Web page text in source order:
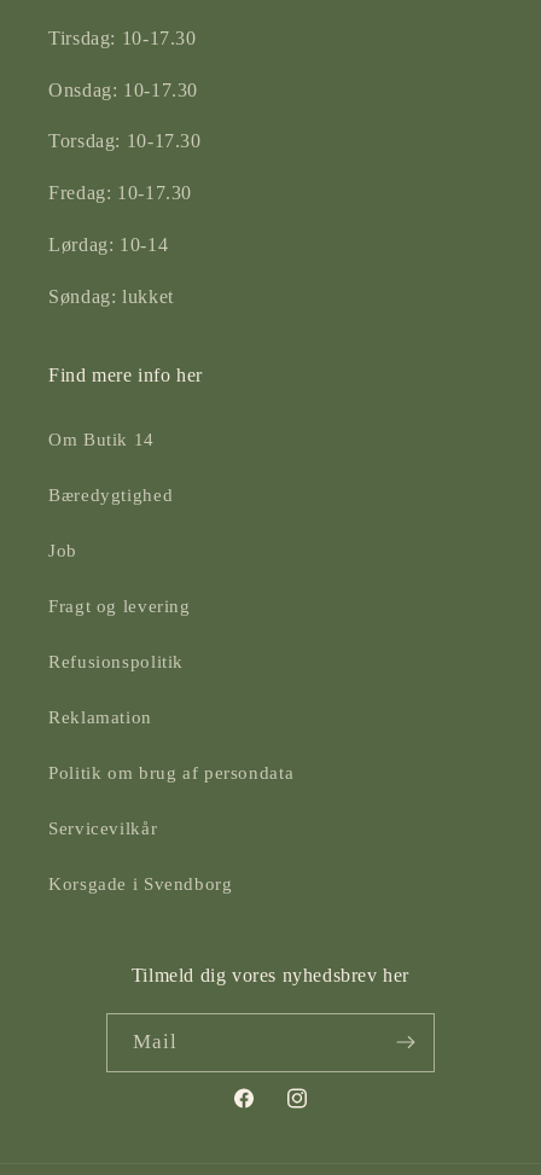
Tirsdag: 10-17.30
Onsdag: 10-17.30
Torsdag: 10-17.30
Fredag: 10-17.30
Lørdag: 10-14
Søndag: lukket
Find mere info her
Om Butik 14
Bæredygtighed
Job
Fragt og levering
Refusionspolitik
Reklamation
Politik om brug af persondata
Servicevilkår
Korsgade i Svendborg
Tilmeld dig vores nyhedsbrev her
Mail
FacebookInstagram